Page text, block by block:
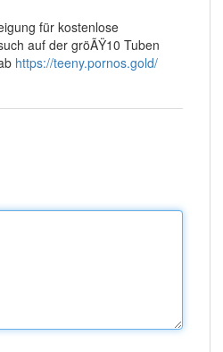
für kostenlose
auf der gröÃŸ10 Tuben
https://teeny.pornos.gold/